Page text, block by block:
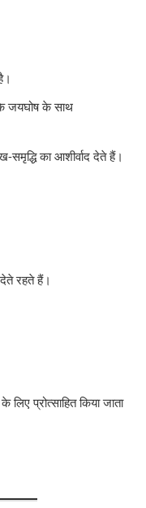
जयघोष के साथ
समृद्धि का आशीर्वाद देते हैं।
देते रहते हैं।
लिए प्रोत्साहित किया जाता